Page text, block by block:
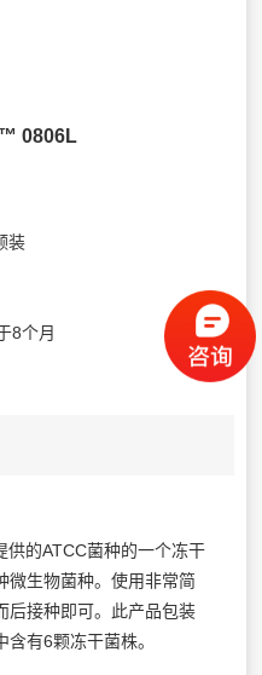
0806L
装
8个月
的ATCC菌种的一个冻干
微生物菌种。使用非常简
后接种即可。此产品包装
有6颗冻干菌株。